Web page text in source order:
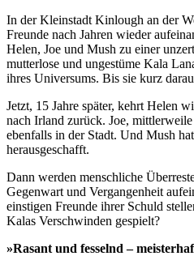
In der Kleinstadt Kinlough an der
Freunde nach Jahren wieder
Helen, Joe und Mush zu einer
mutterlose und ungestüme Kala
ihres Universums. Bis sie kurz
Jetzt, 15 Jahre später, kehrt Helen
nach Irland zurück. Joe,
ebenfalls in der Stadt. Und Mush
herausgeschafft.
Dann werden menschliche
Gegenwart und Vergangenheit
einstigen Freunde ihrer Schuld
Kalas Verschwinden gespielt?
»Rasant und fesselnd –